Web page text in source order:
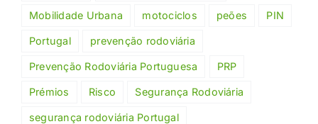
Mobilidade Urbana motociclos peões PIN
Portugal prevenção rodoviária
Prevenção Rodoviária Portuguesa PRP
Prémios Risco Segurança Rodoviária
segurança rodoviária Portugal